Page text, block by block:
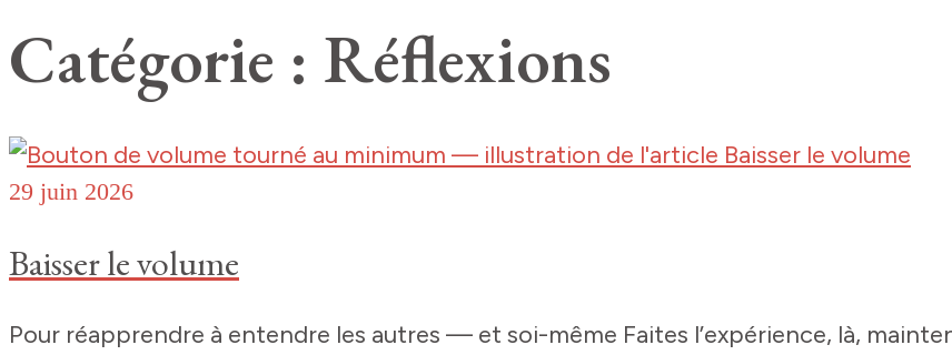
Catégorie : Réflexions
29 juin 2026
Baisser le volume
Pour réapprendre à entendre les autres — et soi-même Faites l’expérience, là,